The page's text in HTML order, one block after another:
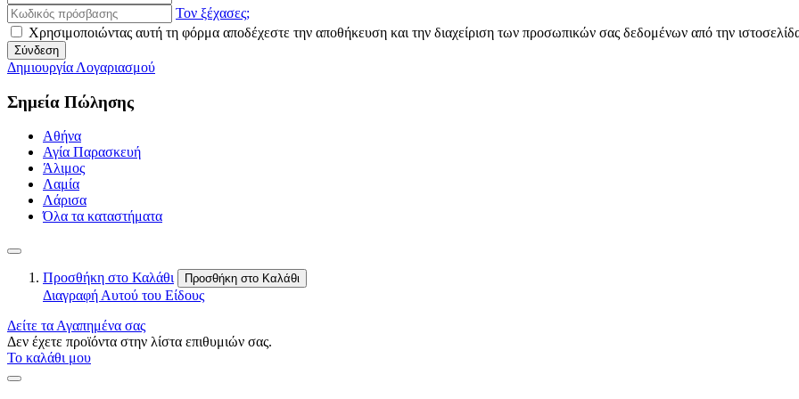
Τον ξέχασες;
Χρησιμοποιώντας αυτή τη φόρμα αποδέχεστε την αποθήκευση και την διαχείριση των προσωπικών σας δεδομένων από την
Σύνδεση
Δημιουργία Λογαριασμού
Σημεία Πώλησης
Αθήνα
Αγία Παρασκευή
Άλιμος
Λαμία
Λάρισα
Όλα τα καταστήματα
Προσθήκη στο Καλάθι Προσθήκη στο Καλάθι
Διαγραφή Αυτού του Είδους
Δείτε τα Αγαπημένα σας
Δεν έχετε προϊόντα στην λίστα επιθυμιών σας.
Το καλάθι μου